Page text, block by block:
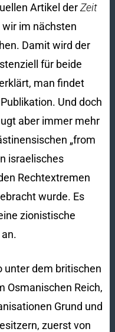
Artikel derZeit
im nächsten
Damit wird der
für beide
man findet
Und doch
aber immer mehr
„from
israelisches
Rechtextremen
wurde. Es
zionistische
unter dem britischen
Osmanischen Reich,
Grund und
zuerst von